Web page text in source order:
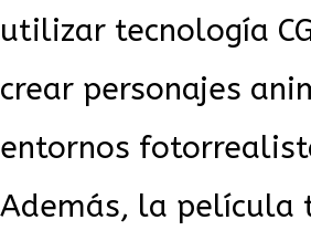
utilizar tecnología
crear personajes
entornos
Además, la película